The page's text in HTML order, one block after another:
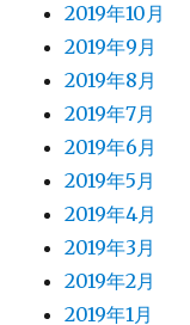
2019年10月
2019年9月
2019年8月
2019年7月
2019年6月
2019年5月
2019年4月
2019年3月
2019年2月
2019年1月